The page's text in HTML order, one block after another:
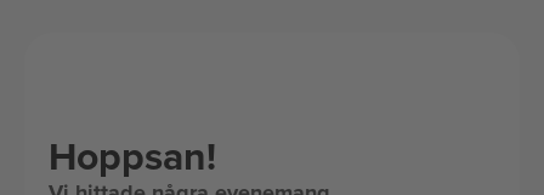
Hoppsan!